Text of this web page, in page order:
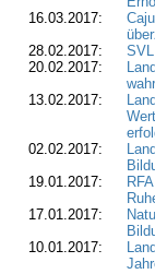
16.03.2017:
28.02.2017:
20.02.2017:
13.02.2017:
02.02.2017:
19.01.2017:
17.01.2017:
10.01.2017: